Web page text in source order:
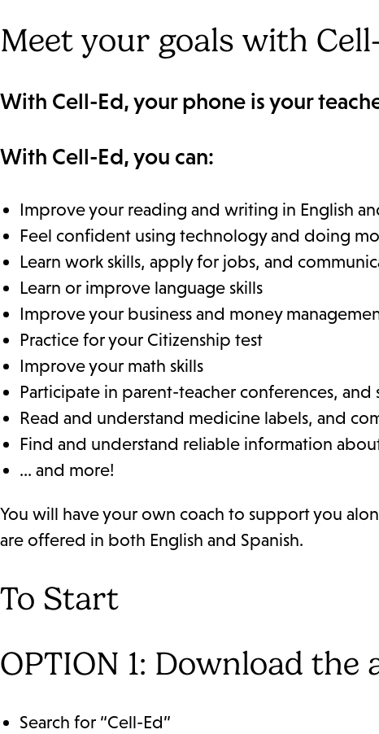
Meet your goals with
With Cell-Ed, your phone is your
With Cell-Ed, you can:
Improve your reading and writing in English
Feel confident using technology and doing
Learn work skills, apply for jobs, and
Learn or improve language skills
Improve your business and money
Practice for your Citizenship test
Improve your math skills
Participate in parent-teacher conferences,
Read and understand medicine labels, and
Find and understand reliable information
... and more!
You will have your own coach to support you
are offered in both English and Spanish.
To Start
OPTION 1: Download the
Search for “Cell-Ed”